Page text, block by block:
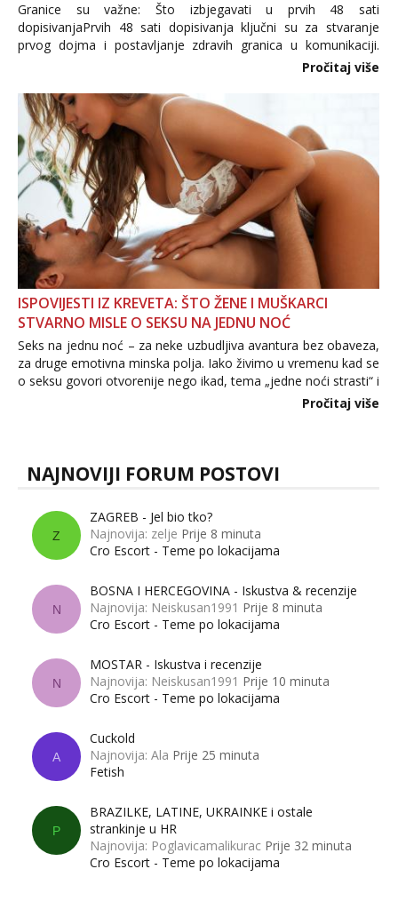
Granice su važne: Što izbjegavati u prvih 48 sati
dopisivanjaPrvih 48 sati dopisivanja ključni su za stvaranje
prvog dojma i postavljanje zdravih granica u komunikaciji.
Važno je izbjeći prebrzo otkrivanje osobnih ili intimnih
informacija, jer nepoznata osoba još nije zaslužila to
povjerenje. Takođe...
Pročitaj više
ISPOVIJESTI IZ KREVETA: ŠTO ŽENE I MUŠKARCI
STVARNO MISLE O SEKSU NA JEDNU NOĆ
Seks na jednu noć – za neke uzbudljiva avantura bez obaveza,
za druge emotivna minska polja. Iako živimo u vremenu kad se
o seksu govori otvorenije nego ikad, tema „jedne noći strasti“ i
dalje izaziva burne rasprave. Što zapravo misle žene, a što
Pročitaj više
NAJNOVIJI FORUM POSTOVI
Z
ZAGREB - Jel bio tko?
Najnovija: zelje Prije 8 minuta
Cro Escort - Teme po lokacijama
N
BOSNA I HERCEGOVINA - Iskustva & recenzije
Najnovija: Neiskusan1991 Prije 8 minuta
Cro Escort - Teme po lokacijama
N
MOSTAR - Iskustva i recenzije
Najnovija: Neiskusan1991 Prije 10 minuta
Cro Escort - Teme po lokacijama
A
Cuckold
Najnovija: Ala Prije 25 minuta
Fetish
P
BRAZILKE, LATINE, UKRAINKE i ostale
strankinje u HR
Najnovija: Poglavicamalikurac Prije 32 minuta
Cro Escort - Teme po lokacijama